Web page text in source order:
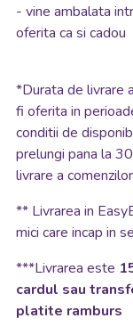
- vine ambalata
oferita ca si cadou
*Durata de livrare
fi oferita in
conditii de
prelungi pana la
livrare a
** Livrarea in
mici care incap in
***Livrarea este
cardul sau
platite ramburs